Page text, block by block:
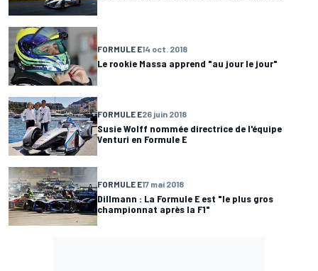
FORMULE E14 oct. 2018
Le rookie Massa apprend "au jour le jour"
FORMULE E26 juin 2018
Susie Wolff nommée directrice de l'équipe
Venturi en Formule E
FORMULE E17 mai 2018
Dillmann : La Formule E est "le plus gros
championnat après la F1"